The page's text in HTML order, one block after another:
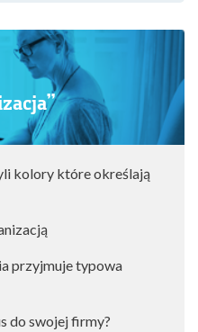
kolory które określają
przyjmuje typowa
do swojej firmy?